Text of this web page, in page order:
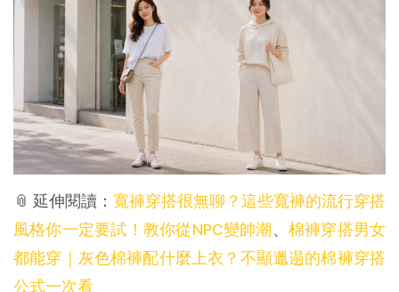
📎 延伸閱讀： 寬褲穿搭很無聊？這些寬褲的流行穿搭
風格你一定要試！教你從NPC變帥潮、 棉褲穿搭男女
都能穿｜灰色棉褲配什麼上衣？不顯邋遢的棉褲穿搭
公式一次看